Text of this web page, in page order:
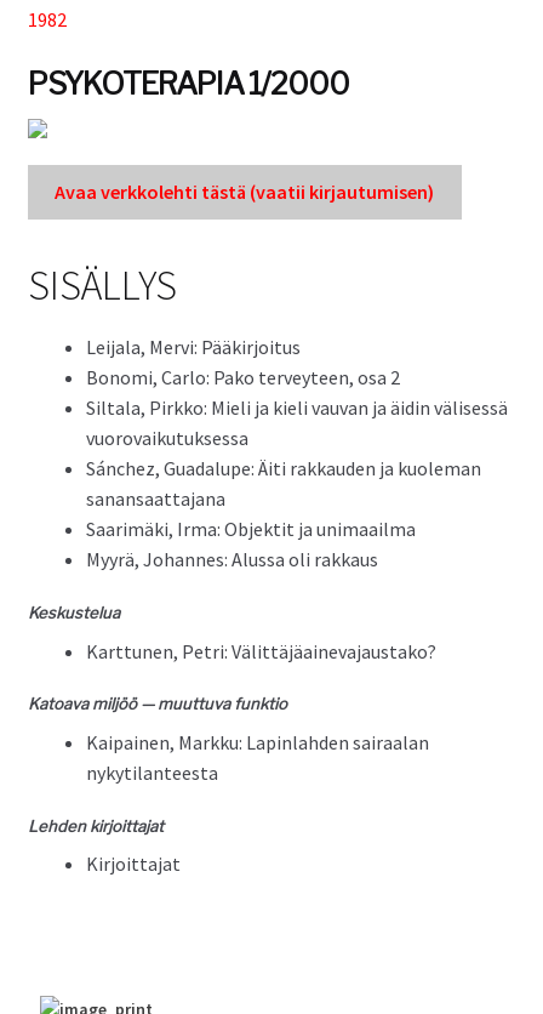
Tuki
Sisällysluettelot
Kirjaudu sisään
1982
PSYKOTERAPIA 1/2000
Avaa verkkole­hti tästä (vaatii kir­jau­tu­misen)
SISÄLLYS
Lei­jala, Mervi: Pääkirjoitus
Bono­mi, Car­lo: Pako ter­vey­teen, osa 2
Sil­ta­la, Pirkko: Mieli ja kieli vau­van ja äidin välisessä
vuorovaikutuksessa
Sánchez, Guadalupe: Äiti rakkau­den ja kuole­man
sanansaattajana
Saarimä­ki, Irma: Objek­tit ja unimaailma
Myyrä, Johannes: Alus­sa oli rakkaus
Keskustelua
Kart­tunen, Petri: Välittäjäainevajaustako?
Katoa­va miljöö — muut­tu­va funktio
Kaipainen, Markku: Lapin­lah­den sairaalan
nykytilanteesta
Lehden kir­joit­ta­jat
Kir­joit­ta­jat